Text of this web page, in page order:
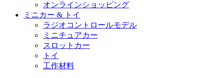
オンラインショッピング
ミニカー & トイ
ラジオコントロールモデル
ミニチュアカー
スロットカー
トイ
工作材料